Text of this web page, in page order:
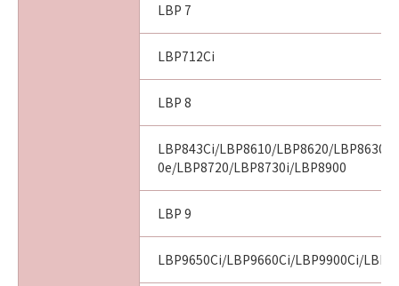
LBP 7
LBP712Ci
LBP 8
LBP843Ci/LBP8610/LBP8620/LBP8630/
0e/LBP8720/LBP8730i/LBP8900
LBP 9
LBP9650Ci/LBP9660Ci/LBP9900Ci/